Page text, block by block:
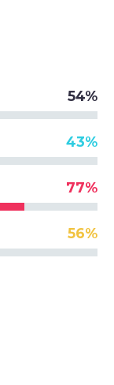
54%
43%
77%
56%